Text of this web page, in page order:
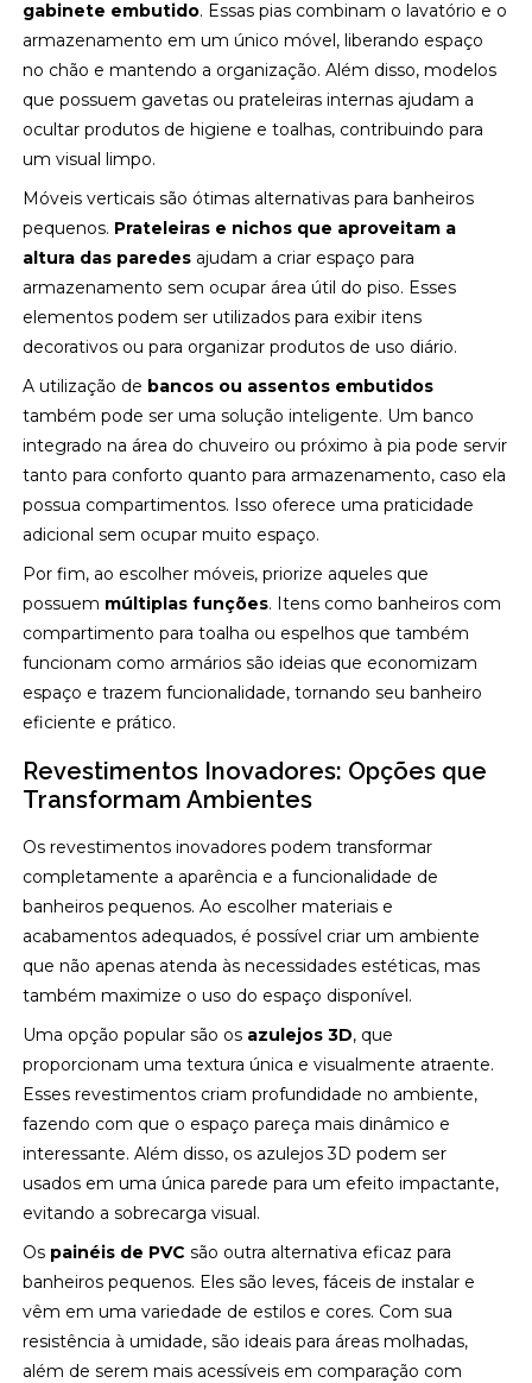
gabinete embutido. Essas pias combinam o lavatório e o
armazenamento em um único móvel, liberando espaço
no chão e mantendo a organização. Além disso, modelos
que possuem gavetas ou prateleiras internas ajudam a
ocultar produtos de higiene e toalhas, contribuindo para
um visual limpo.
Móveis verticais são ótimas alternativas para banheiros
pequenos. Prateleiras e nichos que aproveitam a
altura das paredes ajudam a criar espaço para
armazenamento sem ocupar área útil do piso. Esses
elementos podem ser utilizados para exibir itens
decorativos ou para organizar produtos de uso diário.
A utilização de bancos ou assentos embutidos
também pode ser uma solução inteligente. Um banco
integrado na área do chuveiro ou próximo à pia pode servir
tanto para conforto quanto para armazenamento, caso ela
possua compartimentos. Isso oferece uma praticidade
adicional sem ocupar muito espaço.
Por fim, ao escolher móveis, priorize aqueles que
possuem múltiplas funções. Itens como banheiros com
compartimento para toalha ou espelhos que também
funcionam como armários são ideias que economizam
espaço e trazem funcionalidade, tornando seu banheiro
eficiente e prático.
Revestimentos Inovadores: Opções que
Transformam Ambientes
Os revestimentos inovadores podem transformar
completamente a aparência e a funcionalidade de
banheiros pequenos. Ao escolher materiais e
acabamentos adequados, é possível criar um ambiente
que não apenas atenda às necessidades estéticas, mas
também maximize o uso do espaço disponível.
Uma opção popular são os azulejos 3D, que
proporcionam uma textura única e visualmente atraente.
Esses revestimentos criam profundidade no ambiente,
fazendo com que o espaço pareça mais dinâmico e
interessante. Além disso, os azulejos 3D podem ser
usados em uma única parede para um efeito impactante,
evitando a sobrecarga visual.
Os painéis de PVC são outra alternativa eficaz para
banheiros pequenos. Eles são leves, fáceis de instalar e
vêm em uma variedade de estilos e cores. Com sua
resistência à umidade, são ideais para áreas molhadas,
além de serem mais acessíveis em comparação com